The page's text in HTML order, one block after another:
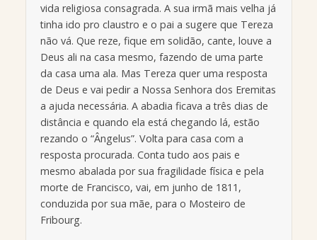
vida religiosa consagrada. A sua irmã mais velha já
tinha ido pro claustro e o pai a sugere que Tereza
não vá. Que reze, fique em solidão, cante, louve a
Deus ali na casa mesmo, fazendo de uma parte
da casa uma ala. Mas Tereza quer uma resposta
de Deus e vai pedir a Nossa Senhora dos Eremitas
a ajuda necessária. A abadia ficava a três dias de
distância e quando ela está chegando lá, estão
rezando o “Ângelus”. Volta para casa com a
resposta procurada. Conta tudo aos pais e
mesmo abalada por sua fragilidade física e pela
morte de Francisco, vai, em junho de 1811,
conduzida por sua mãe, para o Mosteiro de
Fribourg.